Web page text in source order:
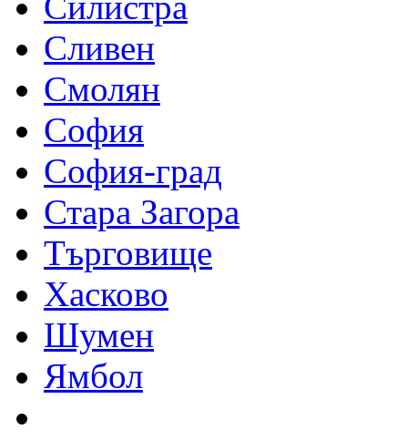
Сливен
Смолян
София
София-град
Стара Загора
Търговище
Хасково
Шумен
Ямбол